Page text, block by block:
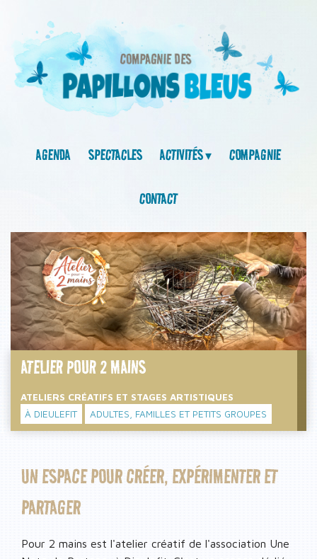
AGENDA SPECTACLES ACTIVITÉS COMPAGNIE
CONTACT
ATELIER POUR 2 MAINS
ATELIERS CRÉATIFS ET STAGES ARTISTIQUES
À DIEULEFIT
ADULTES, FAMILLES ET PETITS GROUPES
UN ESPACE POUR CRÉER, EXPÉRIMENTER ET
PARTAGER
Pour 2 mains est l'atelier créatif de l'association Une